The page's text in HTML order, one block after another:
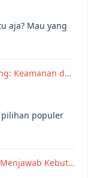
aja? Mau yang
Keamanan d…
populer
Kebut…